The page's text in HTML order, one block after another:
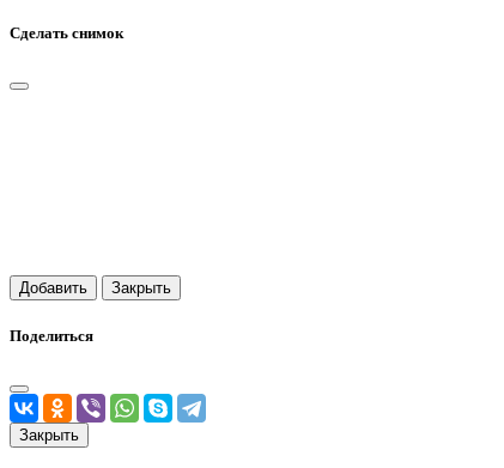
Сделать снимок
Добавить Закрыть
Поделиться
Закрыть